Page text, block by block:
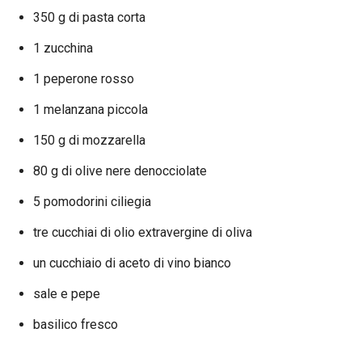
350 g di pasta corta
1 zucchina
1 peperone rosso
1 melanzana piccola
150 g di mozzarella
80 g di olive nere denocciolate
5 pomodorini ciliegia
tre cucchiai di olio extravergine di oliva
un cucchiaio di aceto di vino bianco
sale e pepe
basilico fresco